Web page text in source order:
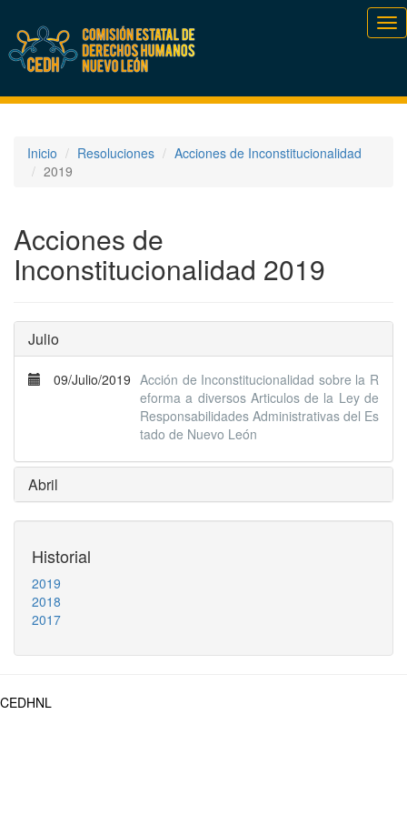
Inicio Resoluciones
Acciones de Inconstitucionalidad
2019
Acciones de
Inconstitucionalidad 2019
Julio
09/Julio/2019 Acción de Inconstitucionalidad sobre la R
eforma a diversos Articulos de la Ley de
Responsabilidades Administrativas del Es
tado de Nuevo León
Abril
Historial
2019
2018
2017
CEDHNL